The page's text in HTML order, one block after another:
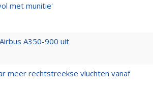
met munitie'
A350-900 uit
meer rechtstreekse vluchten vanaf